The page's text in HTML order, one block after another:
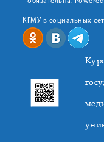
КГМУ в социальных